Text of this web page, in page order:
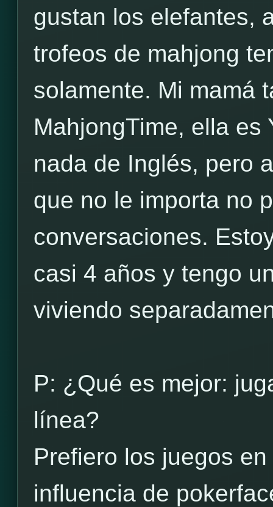
gustan los elefantes,
trofeos de mahjong
solamente. Mi mamá
MahjongTime, ella es
nada de Inglés, pero
que no le importa no
conversaciones.
casi 4 años y tengo
viviendo
P: ¿Qué es mejor:
línea?
Prefiero los juegos
influencia de